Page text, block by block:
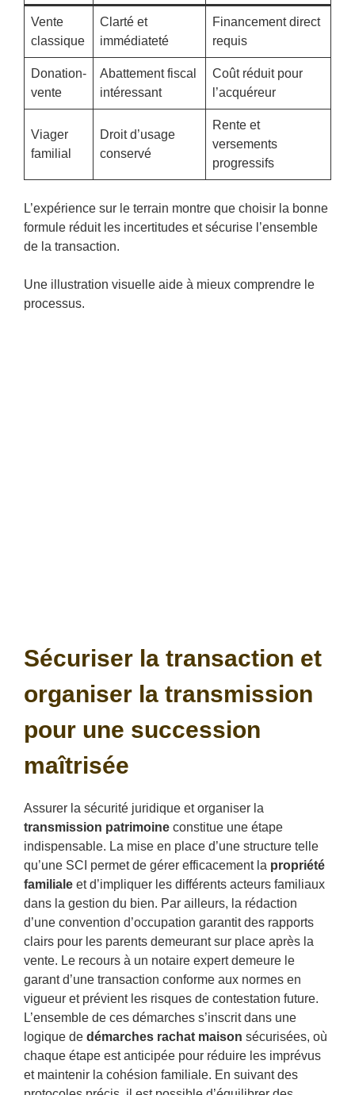
Vente
classique
Clarté et
immédiateté
Financement direct
requis
Donation-
vente
Abattement fiscal
intéressant
Coût réduit pour
l’acquéreur
Viager
familial
Droit d’usage
conservé
Rente et
versements
progressifs
L’expérience sur le terrain montre que choisir la bonne
formule réduit les incertitudes et sécurise l’ensemble
de la transaction.
Une illustration visuelle aide à mieux comprendre le
processus.
Sécuriser la transaction et
organiser la transmission
pour une succession
maîtrisée
Assurer la sécurité juridique et organiser la
transmission patrimoine constitue une étape
indispensable. La mise en place d’une structure telle
qu’une SCI permet de gérer efficacement la propriété
familiale et d’impliquer les différents acteurs familiaux
dans la gestion du bien. Par ailleurs, la rédaction
d’une convention d’occupation garantit des rapports
clairs pour les parents demeurant sur place après la
vente. Le recours à un notaire expert demeure le
garant d’une transaction conforme aux normes en
vigueur et prévient les risques de contestation future.
L’ensemble de ces démarches s’inscrit dans une
logique de démarches rachat maison sécurisées, où
chaque étape est anticipée pour réduire les imprévus
et maintenir la cohésion familiale. En suivant des